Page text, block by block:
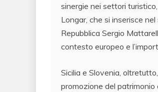
sinergie nei settori
Longar, che si inserisce
Repubblica Sergio
contesto europeo e
Sicilia e Slovenia,
promozione del patrimonio